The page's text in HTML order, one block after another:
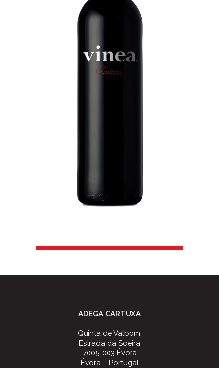
ADEGA CARTUXA
Quinta de Valbom,
Estrada da Soeira
7005-003 Évora
Évora – Portugal